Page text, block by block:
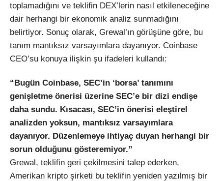
toplamadığını ve teklifin DEX’lerin nasıl etkileneceğine
dair herhangi bir ekonomik analiz sunmadığını
belirtiyor. Sonuç olarak, Grewal’ın görüşüne göre, bu
tanım mantıksız varsayımlara dayanıyor. Coinbase
CEO’su konuya ilişkin şu ifadeleri kullandı:
“Bugün Coinbase, SEC’in ‘borsa’ tanımını
genişletme önerisi üzerine SEC’e bir dizi endişe
daha sundu. Kısacası, SEC’in önerisi eleştirel
analizden yoksun, mantıksız varsayımlara
dayanıyor. Düzenlemeye ihtiyaç duyan herhangi bir
sorun olduğunu gösteremiyor.”
Grewal, teklifin geri çekilmesini talep ederken,
Amerikan kripto şirketi bu teklifin yeniden yazılmış bir